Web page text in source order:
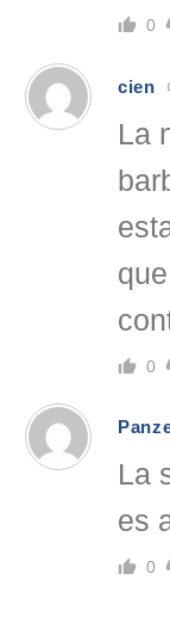
0
cien
La
0
La
es
0